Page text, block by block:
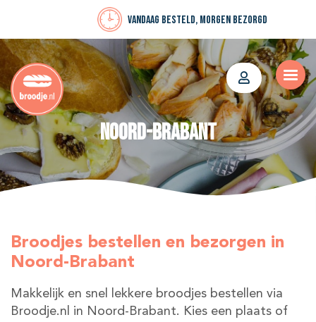
Vandaag besteld, morgen bezorgd
Noord-Brabant
Broodjes bestellen en bezorgen in
Noord-Brabant
Makkelijk en snel lekkere broodjes bestellen via
Broodje.nl in Noord-Brabant. Kies een plaats of